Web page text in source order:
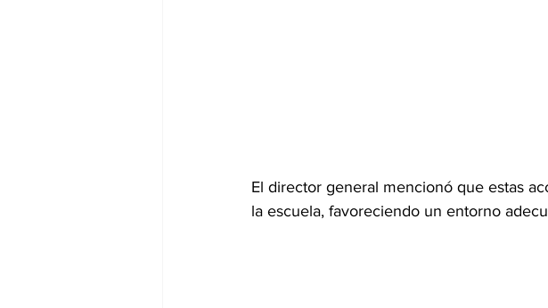
El director general mencionó que estas
la escuela, favoreciendo un entorno